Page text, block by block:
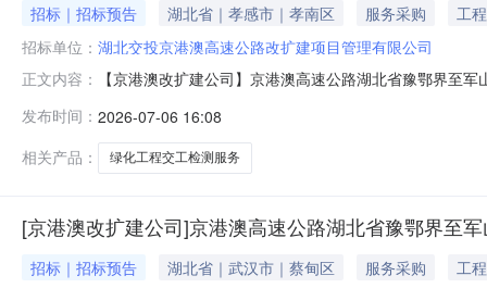
招标｜招标预告 湖北省｜孝感市｜孝南区 服务采购
工程
招标单位： 湖北交投京港澳高速公路改扩建项目管理有限公司
正文内容：
【京港澳改扩建公司】京港澳高速公路湖北省豫鄂界至
豫鄂界至军山段改扩建工程项目起于孝感市大悟县九里
总金额210.1亿元，工
发布时间： 2026-07-06 16:08
相关产品：
绿化工程交工检测服务
[京港澳改扩建公司]京港澳高速公路湖北省豫鄂界至
招标｜招标预告 湖北省｜武汉市｜蔡甸区 服务采购
工程